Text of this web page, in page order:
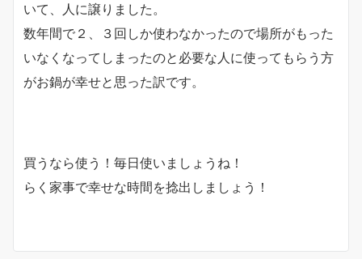
いて、人に譲りました。
数年間で２、３回しか使わなかったので場所がもった
いなくなってしまったのと必要な人に使ってもらう方
がお鍋が幸せと思った訳です。
買うなら使う！毎日使いましょうね！
らく家事で幸せな時間を捻出しましょう！